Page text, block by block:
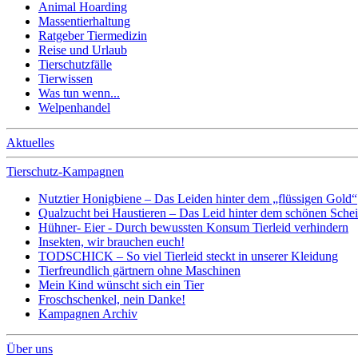
Animal Hoarding
Massentierhaltung
Ratgeber Tiermedizin
Reise und Urlaub
Tierschutzfälle
Tierwissen
Was tun wenn...
Welpenhandel
Aktuelles
Tierschutz-Kampagnen
Nutztier Honigbiene – Das Leiden hinter dem „flüssigen Gold“
Qualzucht bei Haustieren – Das Leid hinter dem schönen
Hühner- Eier - Durch bewussten Konsum Tierleid verhindern
Insekten, wir brauchen euch!
TODSCHICK – So viel Tierleid steckt in unserer Kleidung
Tierfreundlich gärtnern ohne Maschinen
Mein Kind wünscht sich ein Tier
Froschschenkel, nein Danke!
Kampagnen Archiv
Über uns